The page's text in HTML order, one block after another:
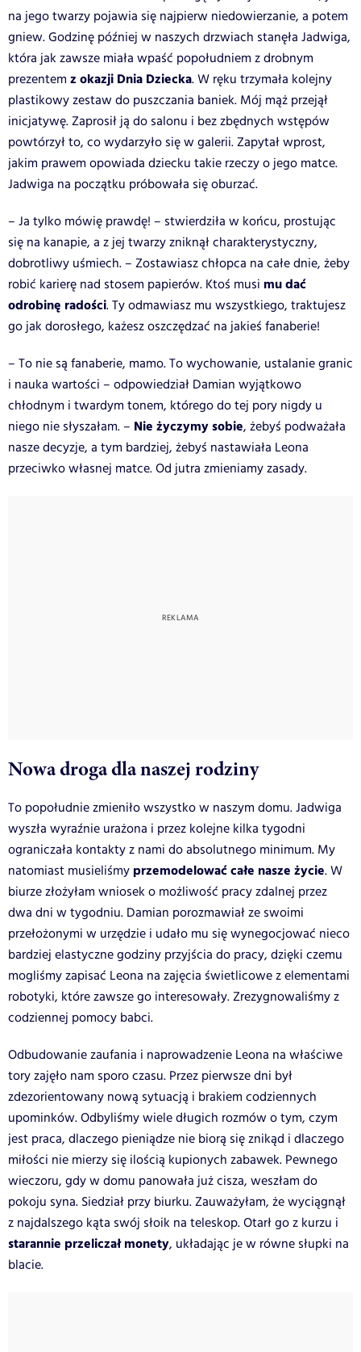
na jego twarzy pojawia się najpierw niedowierzanie, a potem
gniew. Godzinę później w naszych drzwiach stanęła Jadwiga,
która jak zawsze miała wpaść popołudniem z drobnym
prezentem z okazji Dnia Dziecka. W ręku trzymała kolejny
plastikowy zestaw do puszczania baniek. Mój mąż przejął
inicjatywę. Zaprosił ją do salonu i bez zbędnych wstępów
powtórzył to, co wydarzyło się w galerii. Zapytał wprost,
jakim prawem opowiada dziecku takie rzeczy o jego matce.
Jadwiga na początku próbowała się oburzać.
– Ja tylko mówię prawdę! – stwierdziła w końcu, prostując
się na kanapie, a z jej twarzy zniknął charakterystyczny,
dobrotliwy uśmiech. – Zostawiasz chłopca na całe dnie, żeby
robić karierę nad stosem papierów. Ktoś musi mu dać
odrobinę radości. Ty odmawiasz mu wszystkiego, traktujesz
go jak dorosłego, każesz oszczędzać na jakieś fanaberie!
– To nie są fanaberie, mamo. To wychowanie, ustalanie granic
i nauka wartości – odpowiedział Damian wyjątkowo
chłodnym i twardym tonem, którego do tej pory nigdy u
niego nie słyszałam. – Nie życzymy sobie, żebyś podważała
nasze decyzje, a tym bardziej, żebyś nastawiała Leona
przeciwko własnej matce. Od jutra zmieniamy zasady.
Nowa droga dla naszej rodziny
To popołudnie zmieniło wszystko w naszym domu. Jadwiga
wyszła wyraźnie urażona i przez kolejne kilka tygodni
ograniczała kontakty z nami do absolutnego minimum. My
natomiast musieliśmy przemodelować całe nasze życie. W
biurze złożyłam wniosek o możliwość pracy zdalnej przez
dwa dni w tygodniu. Damian porozmawiał ze swoimi
przełożonymi w urzędzie i udało mu się wynegocjować nieco
bardziej elastyczne godziny przyjścia do pracy, dzięki czemu
mogliśmy zapisać Leona na zajęcia świetlicowe z elementami
robotyki, które zawsze go interesowały. Zrezygnowaliśmy z
codziennej pomocy babci.
Odbudowanie zaufania i naprowadzenie Leona na właściwe
tory zajęło nam sporo czasu. Przez pierwsze dni był
zdezorientowany nową sytuacją i brakiem codziennych
upominków. Odbyliśmy wiele długich rozmów o tym, czym
jest praca, dlaczego pieniądze nie biorą się znikąd i dlaczego
miłości nie mierzy się ilością kupionych zabawek. Pewnego
wieczoru, gdy w domu panowała już cisza, weszłam do
pokoju syna. Siedział przy biurku. Zauważyłam, że wyciągnął
z najdalszego kąta swój słoik na teleskop. Otarł go z kurzu i
starannie przeliczał monety, układając je w równe słupki na
blacie.